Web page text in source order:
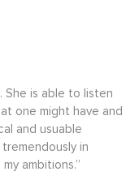
She is able to listen
one might have and
and usuable
in
ambitions.”